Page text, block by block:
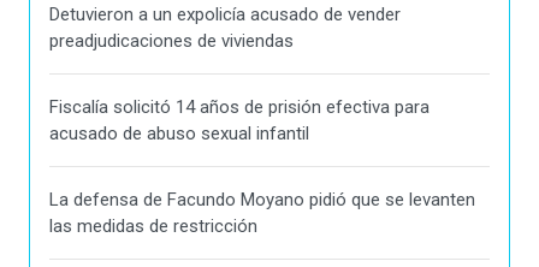
Detuvieron a un expolicía acusado de vender
preadjudicaciones de viviendas
Fiscalía solicitó 14 años de prisión efectiva para
acusado de abuso sexual infantil
La defensa de Facundo Moyano pidió que se levanten
las medidas de restricción